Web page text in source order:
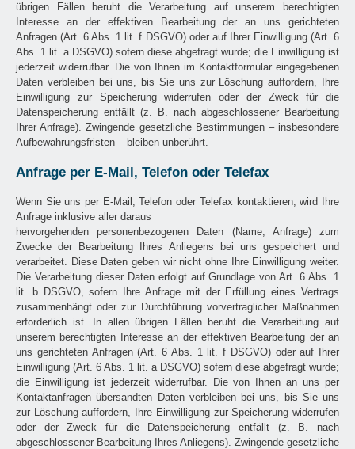
übrigen Fällen beruht die Verarbeitung auf unserem berechtigten
Interesse an der effektiven Bearbeitung der an uns gerichteten
Anfragen (Art. 6 Abs. 1 lit. f DSGVO) oder auf Ihrer Einwilligung (Art. 6
Abs. 1 lit. a DSGVO) sofern diese abgefragt wurde; die Einwilligung ist
jederzeit widerrufbar. Die von Ihnen im Kontaktformular eingegebenen
Daten verbleiben bei uns, bis Sie uns zur Löschung auffordern, Ihre
Einwilligung zur Speicherung widerrufen oder der Zweck für die
Datenspeicherung entfällt (z. B. nach abgeschlossener Bearbeitung
Ihrer Anfrage). Zwingende gesetzliche Bestimmungen – insbesondere
Aufbewahrungsfristen – bleiben unberührt.
Anfrage per E-Mail, Telefon oder Telefax
Wenn Sie uns per E-Mail, Telefon oder Telefax kontaktieren, wird Ihre
Anfrage inklusive aller daraus
hervorgehenden personenbezogenen Daten (Name, Anfrage) zum
Zwecke der Bearbeitung Ihres Anliegens bei uns gespeichert und
verarbeitet. Diese Daten geben wir nicht ohne Ihre Einwilligung weiter.
Die Verarbeitung dieser Daten erfolgt auf Grundlage von Art. 6 Abs. 1
lit. b DSGVO, sofern Ihre Anfrage mit der Erfüllung eines Vertrags
zusammenhängt oder zur Durchführung vorvertraglicher Maßnahmen
erforderlich ist. In allen übrigen Fällen beruht die Verarbeitung auf
unserem berechtigten Interesse an der effektiven Bearbeitung der an
uns gerichteten Anfragen (Art. 6 Abs. 1 lit. f DSGVO) oder auf Ihrer
Einwilligung (Art. 6 Abs. 1 lit. a DSGVO) sofern diese abgefragt wurde;
die Einwilligung ist jederzeit widerrufbar. Die von Ihnen an uns per
Kontaktanfragen übersandten Daten verbleiben bei uns, bis Sie uns
zur Löschung auffordern, Ihre Einwilligung zur Speicherung widerrufen
oder der Zweck für die Datenspeicherung entfällt (z. B. nach
abgeschlossener Bearbeitung Ihres Anliegens). Zwingende gesetzliche